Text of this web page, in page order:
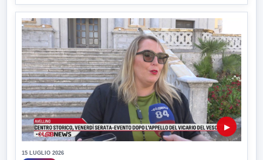
▶
15 LUGLIO 2026